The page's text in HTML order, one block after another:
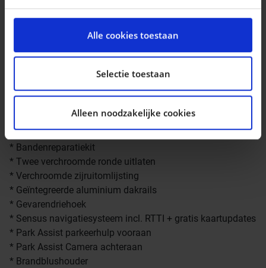
personaliseren, om functies voor social media te
bieden en om ons websiteverkeer te analyseren. Ook
delen we informatie over uw gebruik van onze site met
onze partners voor social media, adverteren en
combineren met andere informatie die u aan ze heeft
verstrekt of die ze hebben verzameld op basis van uw
gebruik van hun services.
Alle cookies toestaan
Selectie toestaan
Alleen noodzakelijke cookies
* Verlichte make-upspiegels
* 12V stopcontact in de bagageruimte
* EHBO-kit
* Bagagerolhoes met laadstandfunctie
* Oncoming Lane Mitigation
* Noodremlichten
* Verwarmbaar stuurwiel
* Bandenreparatiekit
* Twee verchroomde ronde uitlaten
* Verchroomde zijruitomlijsting
* Geïntegreerde aluminium dakrails
* Gevarendriehoek
* Sensus navigatiesysteem incl. RTTI + gratis kaartupdates
* Park Assist parkeerhulp vooraan
* Park Assist Camera achteraan
* Brandblushouder